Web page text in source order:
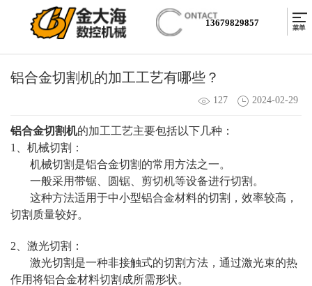
13679829857
铝合金切割机的加工工艺有哪些？
127 2024-02-29
铝合金切割机的加工工艺主要包括以下几种：
1、机械切割：
机械切割是铝合金切割的常用方法之一。
一般采用带锯、圆锯、剪切机等设备进行切割。
这种方法适用于中小型铝合金材料的切割，效率较高，
切割质量较好。
2、激光切割：
激光切割是一种非接触式的切割方法，通过激光束的热
作用将铝合金材料切割成所需形状。